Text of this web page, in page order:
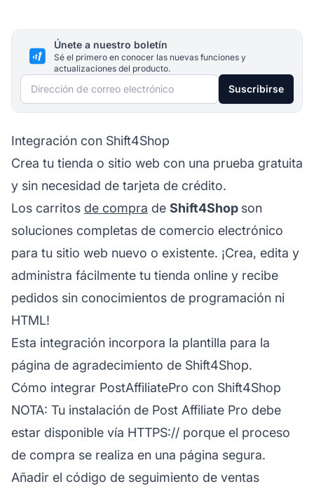
Únete a nuestro boletín
Sé el primero en conocer las nuevas funciones y
actualizaciones del producto.
Dirección de correo electrónico Suscribirse
Integración con Shift4Shop
Crea tu tienda o sitio web con una prueba gratuita
y sin necesidad de tarjeta de crédito.
Los carritos de compra de Shift4Shop son
soluciones completas de comercio electrónico
para tu sitio web nuevo o existente. ¡Crea, edita y
administra fácilmente tu tienda online y recibe
pedidos sin conocimientos de programación ni
HTML!
Esta integración incorpora la plantilla para la
página de agradecimiento de Shift4Shop.
Cómo integrar PostAffiliatePro con Shift4Shop
NOTA: Tu instalación de Post Affiliate Pro debe
estar disponible vía HTTPS:// porque el proceso
de compra se realiza en una página segura.
Añadir el código de seguimiento de ventas